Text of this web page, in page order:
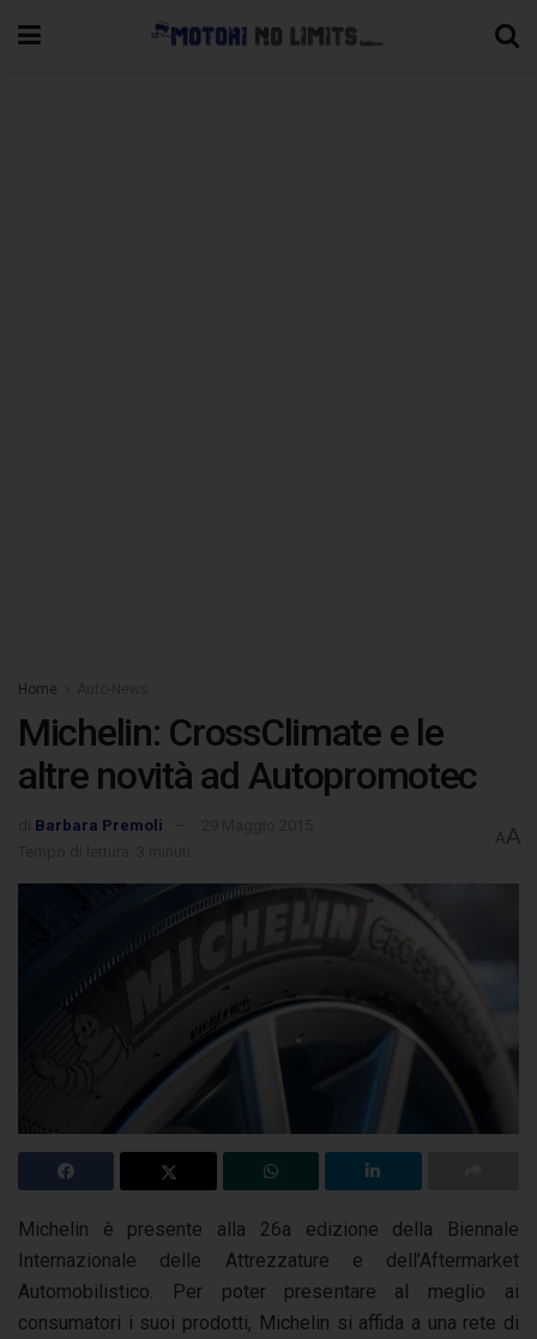
Home
Michelin: CrossClimate e le
altre novità ad Autopromotec
Barbara Premoli
AA
Michelin è presente alla 26a edizione della Biennale
Internazionale delle Attrezzature e dell’Aftermarket
Automobilistico. Per poter presentare al meglio ai
consumatori i suoi prodotti, Michelin si affida a una rete di